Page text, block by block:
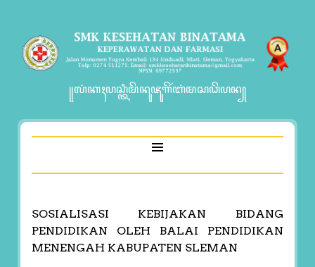
꧋ꦭꦁꦏꦃꦥꦱ꧀ꦠꦶꦩꦼꦤꦸꦗꦸꦒꦼꦂꦧꦁꦩꦱꦣꦼꦥꦤ꧀
SOSIALISASI KEBIJAKAN BIDANG
PENDIDIKAN OLEH BALAI PENDIDIKAN
MENENGAH KABUPATEN SLEMAN